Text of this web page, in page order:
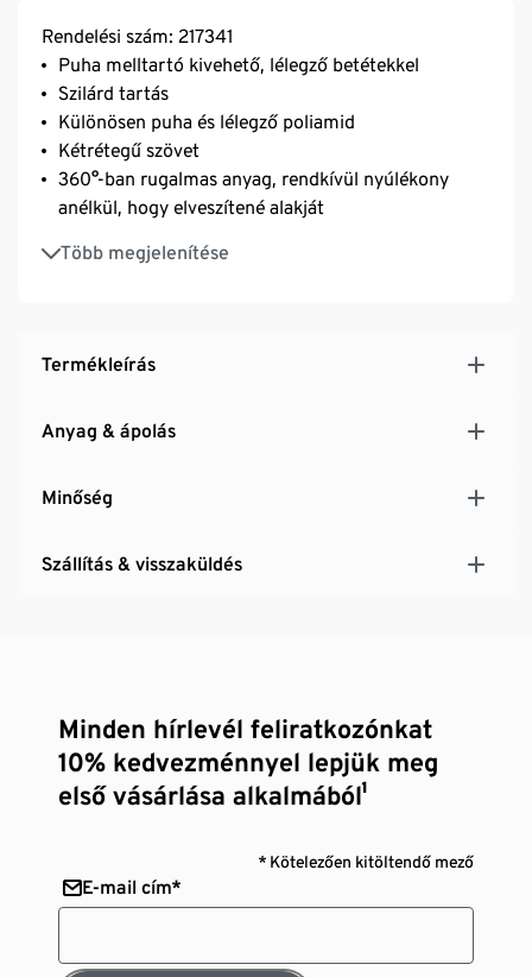
Rendelési szám: 217341
Puha melltartó kivehető, lélegző betétekkel
Szilárd tartás
Különösen puha és lélegző poliamid
Kétrétegű szövet
360°-ban rugalmas anyag, rendkívül nyúlékony
anélkül, hogy elveszítené alakját
Több megjelenítése
A finom Freecut ívszél szorosan rásimul a bőrre
Ez a termék legalább 76% GRS minősített
Termékleírás
Anyag & ápolás
Minőség
Szállítás & visszaküldés
Minden hírlevél feliratkozónkat
10% kedvezménnyel lepjük meg
első vásárlása alkalmából¹
* Kötelezően kitöltendő mező
E-mail cím*